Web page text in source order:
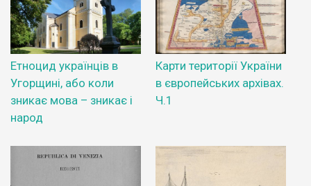
Етноцид українців в
Угорщині, або коли
зникає мова – зникає і
народ
Карти території України
в європейських архівах.
Ч.1